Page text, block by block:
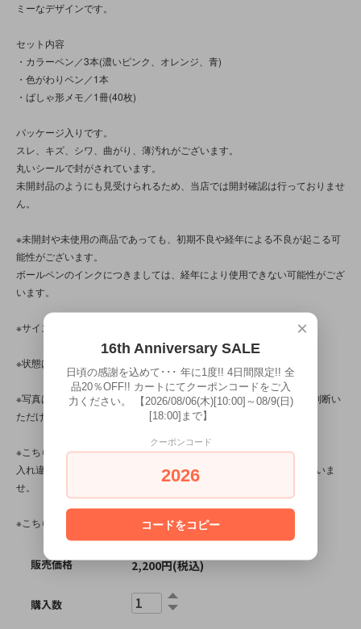
ミーなデザインです。
セット内容
・カラーペン／3本(濃いピンク、オレンジ、青)
・色がわりペン／1本
・ばしゃ形メモ／1冊(40枚)
パッケージ入りです。
スレ、キズ、シワ、曲がり、薄汚れがございます。
丸いシールで封がされています。
未開封品のようにも見受けられるため、当店では開封確認は行っておりませ
ん。
※未開封や未使用の商品であっても、初期不良や経年による不良が起こる可
能性がございます。
ボールペンのインクにつきましては、経年により使用できない可能性がござ
います。
※サイズのご確認をお忘れなくお願いいたします。
※状態は、5枚の写真と併せてご確認ください。
※写真は、光の当たり方によって見え方が変わるため、トータル的に判断い
ただけると幸いです。
※こちらの商品は店頭でも販売しています。
入れ違いで完売してしまう場合がございます。その際はご容赦くださいま
せ。
※こちらの商品は、中古・ヴィンテージ品です。
販売価格 2,200円(税込)
購入数
×
16th Anniversary SALE
日頃の感謝を込めて･･･ 年に1度!! 4日間限定!! 全
品20％OFF!! カートにてクーポンコードをご入
力ください。 【2026/08/06(木)[10:00]～08/9(日)
[18:00]まで】
クーポンコード
2026
コードをコピー